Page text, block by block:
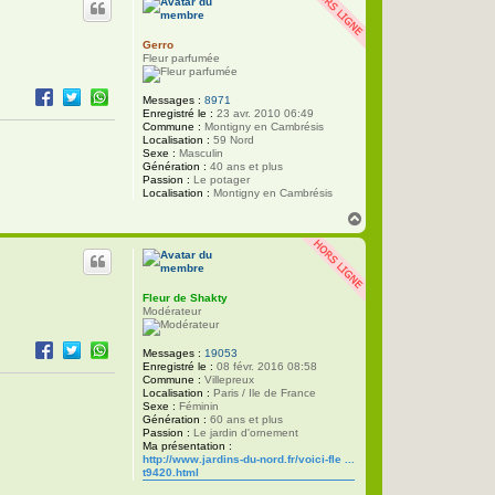
Gerro
Fleur parfumée
Messages : 8971
Enregistré le : 23 avr. 2010 06:49
Commune : Montigny en Cambrésis
Localisation : 59 Nord
Sexe : Masculin
Génération : 40 ans et plus
Passion : Le potager
Localisation : Montigny en Cambrésis
a
u
Fleur de Shakty
Modérateur
Messages : 19053
Enregistré le : 08 févr. 2016 08:58
Commune : Villepreux
Localisation : Paris / Ile de France
Sexe : Féminin
Génération : 60 ans et plus
Passion : Le jardin d'ornement
Ma présentation :
http://www.jardins-du-nord.fr/voici-fle ...
t9420.html